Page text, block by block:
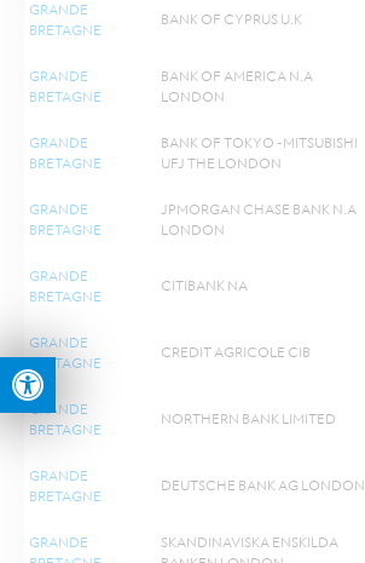
Ouvrir la barre d’outils
GRANDE
BRETAGNE
BANK OF CYPRUS U.K
GRANDE
BRETAGNE
BANK OF AMERICA N.A
LONDON
GRANDE
BRETAGNE
BANK OF TOKYO -MITSUBISHI
UFJ THE LONDON
GRANDE
BRETAGNE
JPMORGAN CHASE BANK N.A
LONDON
GRANDE
BRETAGNE
CITIBANK NA
GRANDE
BRETAGNE
CREDIT AGRICOLE CIB
GRANDE
BRETAGNE
NORTHERN BANK LIMITED
GRANDE
BRETAGNE
DEUTSCHE BANK AG LONDON
GRANDE
SKANDINAVISKA ENSKILDA